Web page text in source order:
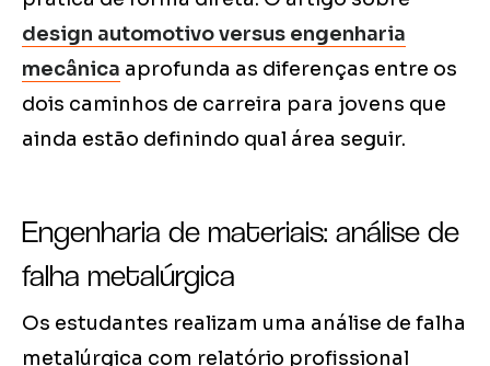
design automotivo versus engenharia
mecânica aprofunda as diferenças entre os
dois caminhos de carreira para jovens que
ainda estão definindo qual área seguir.
Engenharia de materiais: análise de
falha metalúrgica
Os estudantes realizam uma análise de falha
metalúrgica com relatório profissional